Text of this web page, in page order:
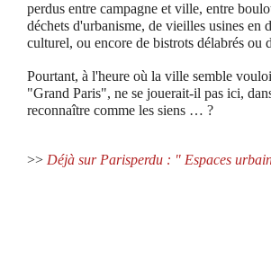
perdus entre campagne et ville, entre
déchets d'urbanisme, de vieilles usines en
culturel, ou encore de bistrots délabrés
Pourtant, à l'heure où la ville semble
"Grand Paris", ne se jouerait-il pas ici,
reconnaître comme les siens … ?
>> Déjà sur Parisperdu : " Espaces